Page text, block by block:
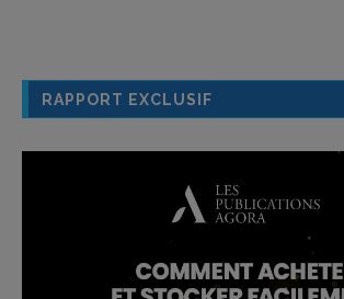
RAPPORT EXCLUSIF